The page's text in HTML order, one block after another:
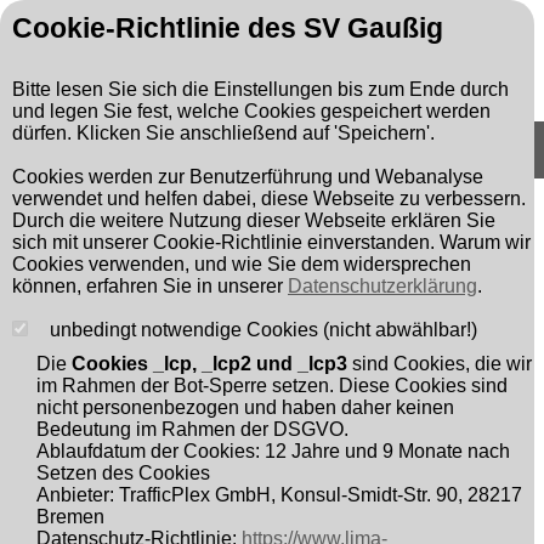
Cookie-Richtlinie des SV Gaußig
Bitte lesen Sie sich die Einstellungen bis zum Ende durch
und legen Sie fest, welche Cookies gespeichert werden
dürfen. Klicken Sie anschließend auf 'Speichern'.
Cookies werden zur Benutzerführung und Webanalyse
verwendet und helfen dabei, diese Webseite zu verbessern.
Durch die weitere Nutzung dieser Webseite erklären Sie
sich mit unserer Cookie-Richtlinie einverstanden. Warum wir
Cookies verwenden, und wie Sie dem widersprechen
können, erfahren Sie in unserer Datenschutzerklärung.
unbedingt notwendige Cookies (nicht abwählbar!)
Die Cookies _lcp, _lcp2 und _lcp3 sind Cookies, die wir
im Rahmen der Bot-Sperre setzen. Diese Cookies sind
nicht personenbezogen und haben daher keinen
Bedeutung im Rahmen der DSGVO.
Ablaufdatum der Cookies: 12 Jahre und 9 Monate nach
Setzen des Cookies
Anbieter: TrafficPlex GmbH, Konsul-Smidt-Str. 90, 28217
Bremen
Datenschutz-Richtlinie: https://www.lima-
Links
Homepage SV Gaußig:
http://www.svgaussig.de/
Homepage SV Göda 04:
http://www.svgoeda04.de/
Vereinskollektion SV Gaußig:
https://www.jako.de/de/team/sportverein_gaussig/